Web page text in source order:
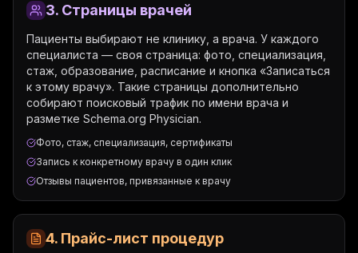
3. Страницы врачей
Пациенты выбирают не клинику, а врача. У каждого
специалиста — своя страница: фото, специализация,
стаж, образование, расписание и кнопка «Записаться
к этому врачу». Такие страницы дополнительно
собирают поисковый трафик по имени врача и
разметке Schema.org Physician.
Фото, стаж, специализация, сертификаты
Запись к конкретному врачу в один клик
Отзывы пациентов, привязанные к врачу
4. Прайс-лист процедур